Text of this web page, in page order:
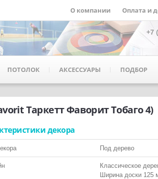
О компании Оплата и
+7
ПОТОЛОК АКСЕССУАРЫ ПОДБОР
Таркетт Фаворит Тобаго 4)
декора
Под дерево
Классическое
Ширина доски 125